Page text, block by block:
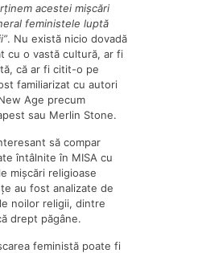
acestei mișcări
feministele luptă
. Nu există nicio dovadă
cu o vastă cultură, ar fi
că ar fi citit-o pe
familiarizat cu autori
Age precum
sau Merlin Stone.
să compar
întâlnite în MISA cu
mișcări religioase
au fost analizate de
noilor religii, dintre
drept păgâne.
feministă poate fi